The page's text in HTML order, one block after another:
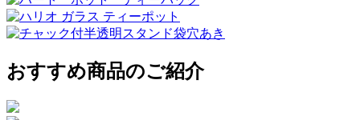
おすすめ商品のご紹介